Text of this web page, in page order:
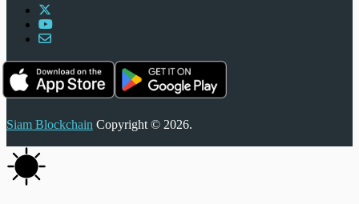
Siam Blockchain Copyright © 2026.